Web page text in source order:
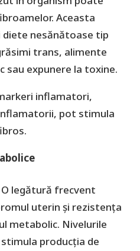
Aceasta
nesănătoase tip
trans, alimente
sau expunere la toxine.
inflamatori,
pot stimula
O legătură frecvent
uterin și rezistența
metabolic. Nivelurile
producția de